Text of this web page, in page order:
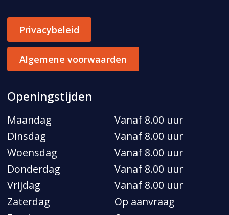
Privacybeleid
Algemene voorwaarden
Openingstijden
Maandag
Vanaf 8.00 uur
Dinsdag
Vanaf 8.00 uur
Woensdag
Vanaf 8.00 uur
Donderdag
Vanaf 8.00 uur
Vrijdag
Vanaf 8.00 uur
Zaterdag
Op aanvraag